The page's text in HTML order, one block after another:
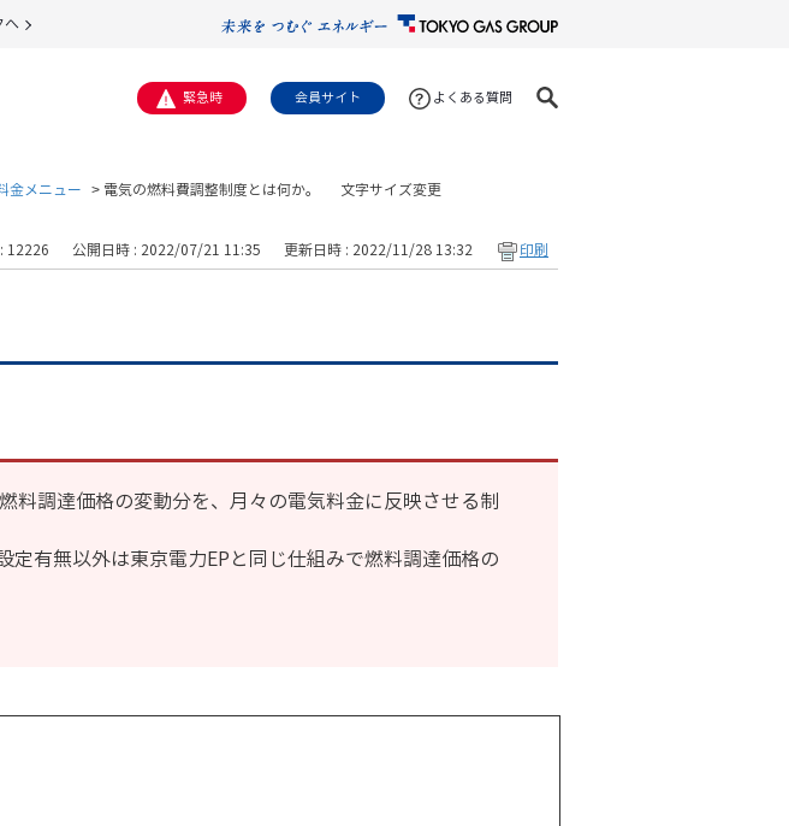
へ
緊急時 会員サイト よくある質問
文字サイズ変更
金メニュー > 電気の燃料費調整制度とは何か。
12226 公開日時 : 2022/07/21 11:35 更新日時 : 2022/11/28 13:32 印刷
料調達価格の変動分を、月々の電気料金に反映させる制
有無以外は東京電力EPと同じ仕組みで燃料調達価格の